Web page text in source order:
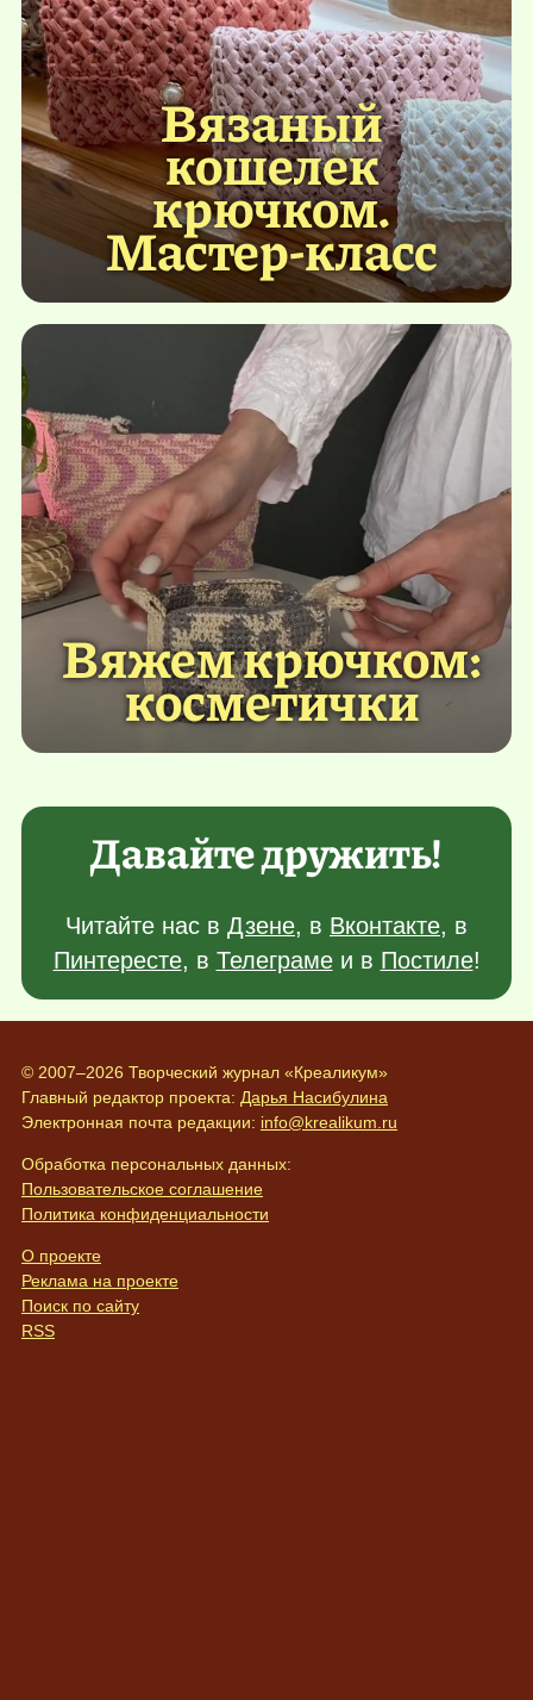
Вязаный
кошелек
крючком.
Мастер-класс
Вяжем крючком:
косметички
Давайте дружить!
Читайте нас в Дзене, в Вконтакте, в
Пинтересте, в Телеграмеи в Постиле!
© 2007–2026 Творческий журнал «Креаликум»
Главный редактор проекта: Дарья Насибулина
Электронная почта редакции: info@krealikum.ru
Обработка персональных данных:
Пользовательское соглашение
Политика конфиденциальности
О проекте
Реклама на проекте
Поиск по сайту
RSS